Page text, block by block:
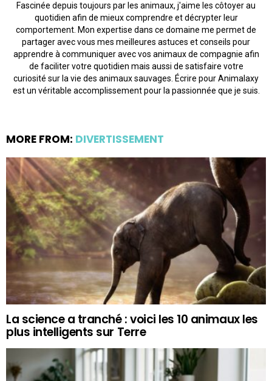
Fascinée depuis toujours par les animaux, j'aime les côtoyer au
quotidien afin de mieux comprendre et décrypter leur
comportement. Mon expertise dans ce domaine me permet de
partager avec vous mes meilleures astuces et conseils pour
apprendre à communiquer avec vos animaux de compagnie afin
de faciliter votre quotidien mais aussi de satisfaire votre
curiosité sur la vie des animaux sauvages. Écrire pour Animalaxy
est un véritable accomplissement pour la passionnée que je suis.
MORE FROM: DIVERTISSEMENT
La science a tranché : voici les 10 animaux les
plus intelligents sur Terre